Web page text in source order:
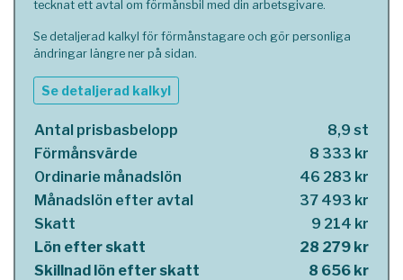
tecknat ett avtal om förmånsbil med din arbetsgivare.
Se detaljerad kalkyl för förmånstagare och gör personliga
ändringar längre ner på sidan.
Se detaljerad kalkyl
Antal prisbasbelopp
8,9 st
Förmånsvärde
8 333 kr
Ordinarie månadslön
46 283 kr
Månadslön efter avtal
37 493 kr
Skatt
9 214 kr
Lön efter skatt
28 279 kr
Skillnad lön efter skatt
8 656 kr